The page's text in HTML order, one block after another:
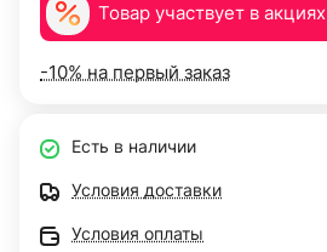
Товар участвует в акциях
-10% на первый заказ
Есть в наличии
Условия доставки
Условия оплаты